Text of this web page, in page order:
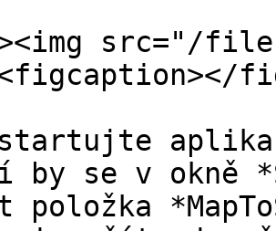
src="/files/
by se v okně
položka